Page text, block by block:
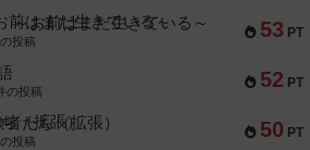
53 PT
お前はまだ生きている～
投稿
52 PT
の投稿
50 PT
たち（拡張）
投稿